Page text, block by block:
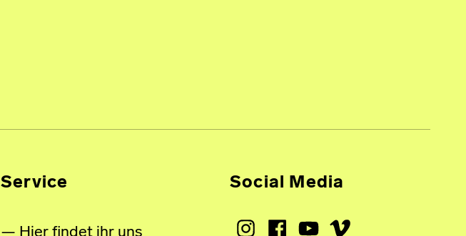
Service Social Media
InstagramFacebookYoutubeVimeo